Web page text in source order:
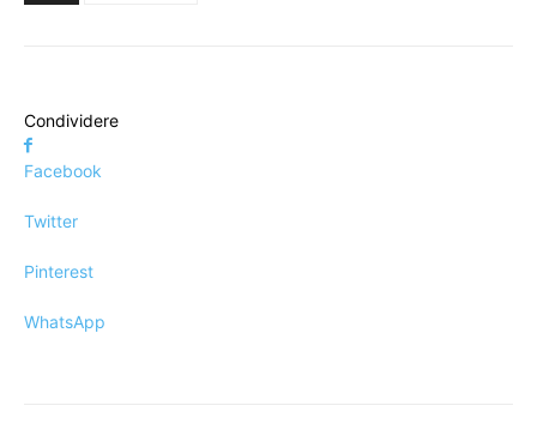
Condividere
Facebook
Twitter
Pinterest
WhatsApp